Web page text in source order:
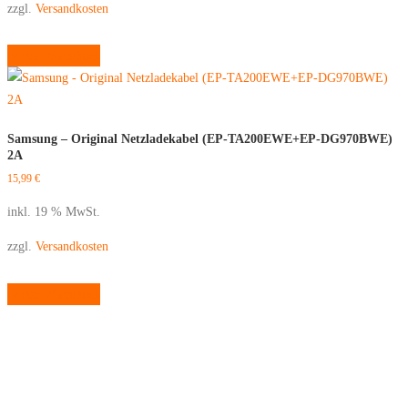
zzgl. Versandkosten
Samsung – Original Netzladekabel (EP-TA200EWE+EP-DG970BWE)
2A
15,99 €
inkl. 19 % MwSt.
zzgl. Versandkosten